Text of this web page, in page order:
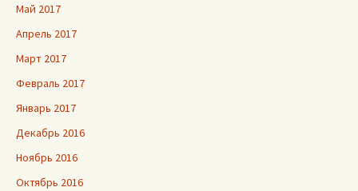
Май 2017
Апрель 2017
Март 2017
Февраль 2017
Январь 2017
Декабрь 2016
Ноябрь 2016
Октябрь 2016